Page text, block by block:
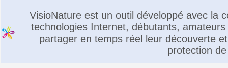
VisioNature est un outil développé avec la
technologies Internet, débutants,
partager en temps réel leur découverte
protection